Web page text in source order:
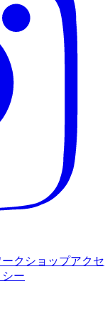
ークショップアクセ
ー